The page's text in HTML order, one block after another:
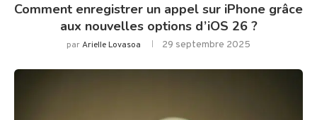
Comment enregistrer un appel sur iPhone grâce
aux nouvelles options d’iOS 26 ?
parArielle Lovasoa 29 septembre 2025